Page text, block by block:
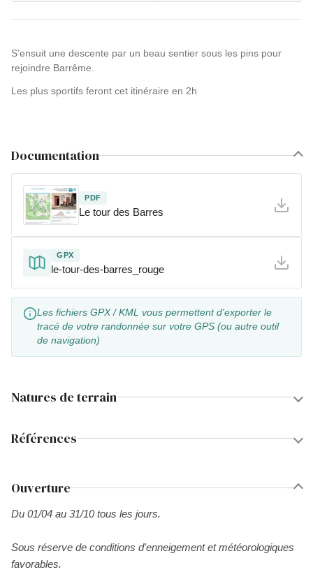
S’ensuit une descente par un beau sentier sous les pins pour
rejoindre Barrême.
Les plus sportifs feront cet itinéraire en 2h
Documentation
PDF
Le tour des Barres
GPX
le-tour-des-barres_rouge
Les fichiers GPX / KML vous permettent d'exporter le
tracé de votre randonnée sur votre GPS (ou autre outil
de navigation)
Natures de terrain
Références
Ouverture
Du 01/04 au 31/10 tous les jours.
Sous réserve de conditions d'enneigement et météorologiques
favorables.